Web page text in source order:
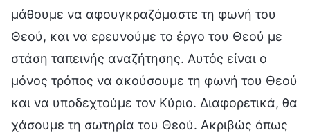
μάθουμε να αφουγκραζόμαστε τη φωνή του
Θεού, και να ερευνούμε το έργο του Θεού με
στάση ταπεινής αναζήτησης. Αυτός είναι ο
μόνος τρόπος να ακούσουμε τη φωνή του Θεού
και να υποδεχτούμε τον Κύριο. Διαφορετικά, θα
χάσουμε τη σωτηρία του Θεού. Ακριβώς όπως